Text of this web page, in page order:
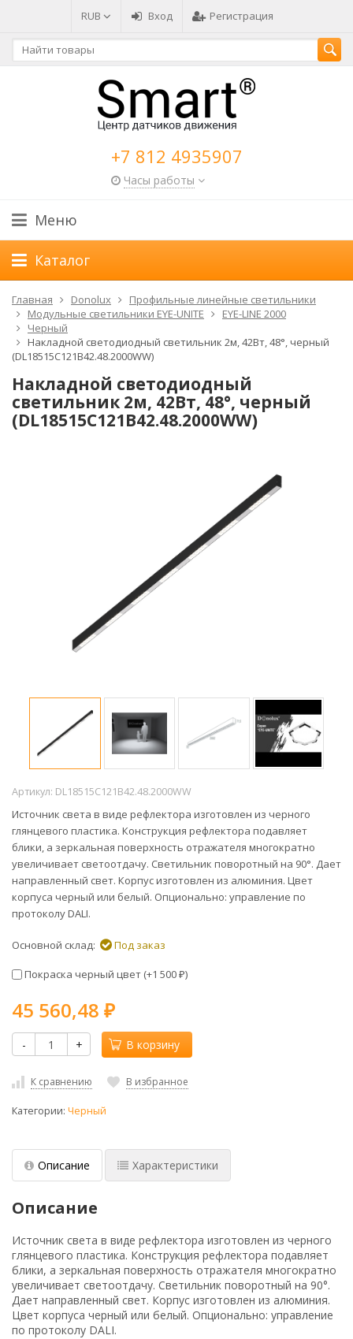
RUB Вход Регистрация
+7 812 4935907
Часы работы
Меню
Каталог
Главная Donolux
Профильные линейные светильники
Модульные светильники EYE-UNITE
EYE-LINE 2000
Черный
Накладной светодиодный светильник 2м, 42Вт, 48°, черный
(DL18515C121B42.48.2000WW)
Накладной светодиодный
светильник 2м, 42Вт, 48°, черный
(DL18515C121B42.48.2000WW)
Артикул: DL18515C121B42.48.2000WW
Источник света в виде рефлектора изготовлен из черного
глянцевого пластика. Конструкция рефлектора подавляет
блики, а зеркальная поверхность отражателя многократно
увеличивает светоотдачу. Светильник поворотный на 90°. Дает
направленный свет. Корпус изготовлен из алюминия. Цвет
корпуса черный или белый. Опционально: управление по
протоколу DALI.
Основной склад: Под заказ
Покраска черный цвет (+1 500 ₽)
45 560,48 ₽
- + В корзину
К сравнению В избранное
Категории: Черный
Описание Характеристики
Описание
Источник света в виде рефлектора изготовлен из черного
глянцевого пластика. Конструкция рефлектора подавляет
блики, а зеркальная поверхность отражателя многократно
увеличивает светоотдачу. Светильник поворотный на 90°.
Дает направленный свет. Корпус изготовлен из алюминия.
Цвет корпуса черный или белый. Опционально: управление
по протоколу DALI.